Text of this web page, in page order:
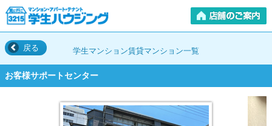
戻る 学生マンション賃貸マンション一覧
お客様サポートセンター